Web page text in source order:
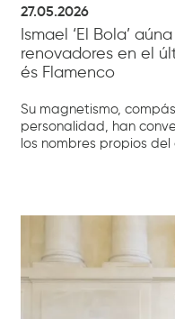
27.05.2026
Ismael ‘El Bola’
renovadores en el
és Flamenco
Su magnetismo,
personalidad, han
los nombres propios